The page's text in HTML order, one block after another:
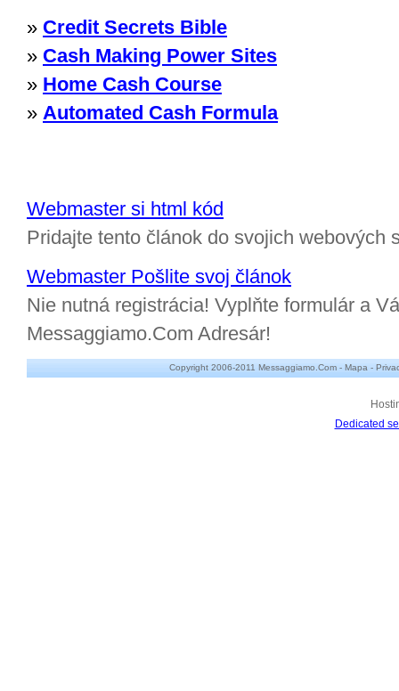
» Credit Secrets Bible
» Cash Making Power Sites
» Home Cash Course
» Automated Cash Formula
Webmaster si html kód
Pridajte tento článok do svojich webových
Webmaster Pošlite svoj článok
Nie nutná registrácia! Vyplňte formulár a
Messaggiamo.Com Adresár!
Copyright 2006-2011 Messaggiamo.Com - Mapa -
Dedicated